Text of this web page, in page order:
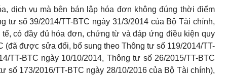
dịch vụ mà bên bán lập hóa đơn không đúng thời điểm
tư số 39/2014/TT-BTC ngày 31/3/2014 của Bộ Tài chính,
có đầy đủ hóa đơn, chứng từ và đáp ứng điều kiện quy
(đã được sửa đổi, bổ sung theo Thông tư số 119/2014/TT-
TT-BTC ngày 10/10/2014, Thông tư số 26/2015/TT-BTC
số 173/2016/TT-BTC ngày 28/10/2016 của Bộ Tài chính),